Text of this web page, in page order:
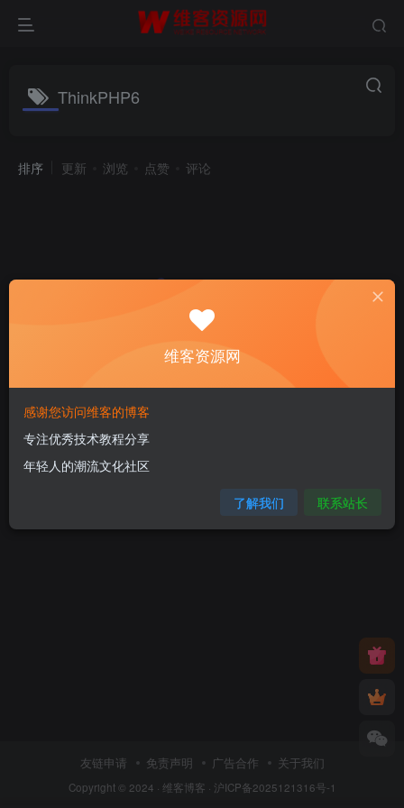
ThinkPHP6
排序 更新 浏览 点赞 评论
友链申请 免责声明 广告合作 关于我们
Copyright © 2024 · 维客博客 · 沪ICP备2025121316号-1
维客资源网
感谢您访问维客的博客
专注优秀技术教程分享
年轻人的潮流文化社区
了解我们 联系站长